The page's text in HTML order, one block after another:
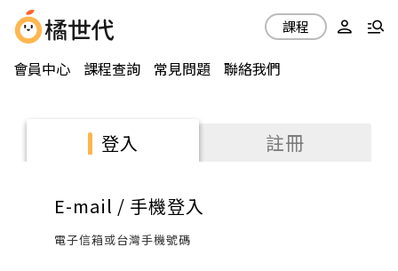
會員中心 課程查詢 常見問題 聯絡我們
課程
登入 註冊
E-mail / 手機登入
電子信箱或台灣手機號碼